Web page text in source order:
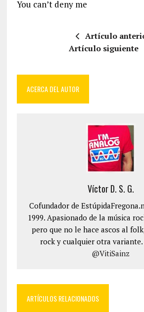
You can’t deny me
Artículo
Artículo siguiente
ACERCA DEL AUTOR
Víctor D. S. G.
Cofundador de
1999. Apasionado de la música
pero que no le hace ascos al
rock y cualquier otra
@VitiSainz
ARTÍCULOS RELACIONADOS